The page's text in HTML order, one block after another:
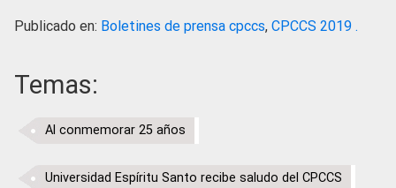
Publicado en: Boletines de prensa cpccs, CPCCS 2019 .
Temas:
Al conmemorar 25 años
Universidad Espíritu Santo recibe saludo del CPCCS